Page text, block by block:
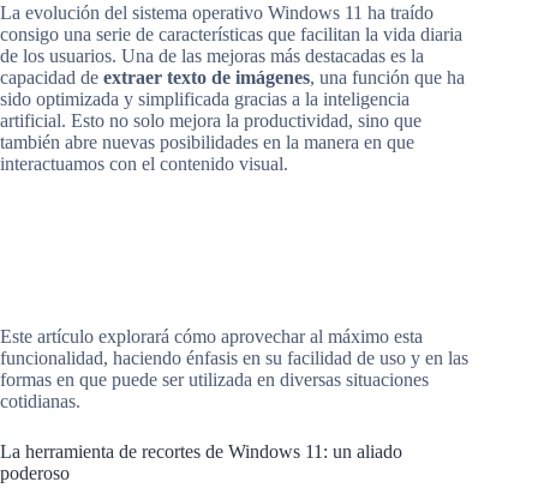
La evolución del sistema operativo Windows 11 ha traído
consigo una serie de características que facilitan la vida diaria
de los usuarios. Una de las mejoras más destacadas es la
capacidad de extraer texto de imágenes, una función que ha
sido optimizada y simplificada gracias a la inteligencia
artificial. Esto no solo mejora la productividad, sino que
también abre nuevas posibilidades en la manera en que
interactuamos con el contenido visual.
Este artículo explorará cómo aprovechar al máximo esta
funcionalidad, haciendo énfasis en su facilidad de uso y en las
formas en que puede ser utilizada en diversas situaciones
cotidianas.
La herramienta de recortes de Windows 11: un aliado
poderoso